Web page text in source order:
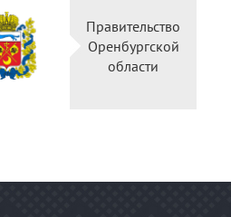
Правительство
Оренбургской
области